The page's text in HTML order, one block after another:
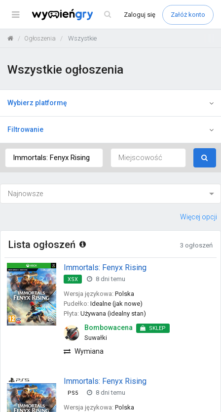
Menu Zaloguj się Załóż konto
Ogłoszenia Wszystkie
Wszystkie ogłoszenia
Wybierz platformę
Filtrowanie
Więcej opcji
Lista ogłoszeń 3 ogłoszeń
Immortals: Fenyx Rising
XSX
8 dni temu
Wersja językowa: Polska
Pudełko: Idealne (jak nowe)
Płyta: Używana (idealny stan)
Bombowacena SKLEP
Suwałki
Wymiana
Immortals: Fenyx Rising
PS5
8 dni temu
Wersja językowa: Polska